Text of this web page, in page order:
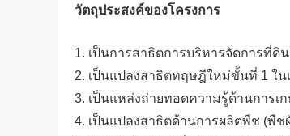
วัตถุประสงค์ของโครงการ
1. เป็นการสาธิตการบริหารจัดการที่
2. เป็นแปลงสาธิตทฤษฎีใหม่ขั้นที่ 1 ใ
3. เป็นแหล่งถ่ายทอดความรู้ด้านการ
4. เป็นแปลงสาธิตด้านการผลิตพืช (พื